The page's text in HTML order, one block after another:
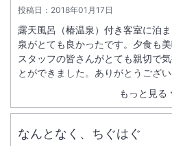
投稿日： 2018年01月17日
もっと見る
露天風呂（椿温泉）付き客室に泊
泉がとても良かったです。夕食も
スタッフの皆さんがとても親切で
とができました。ありがとうござい
なんとなく、ちぐはぐ